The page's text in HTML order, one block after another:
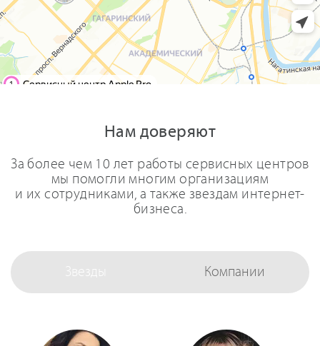
Нам доверяют
За более чем 10 лет работы сервисных центров
мы помогли многим организациям
и их сотрудниками, а также звездам интернет-
бизнеса.
Звезды Компании